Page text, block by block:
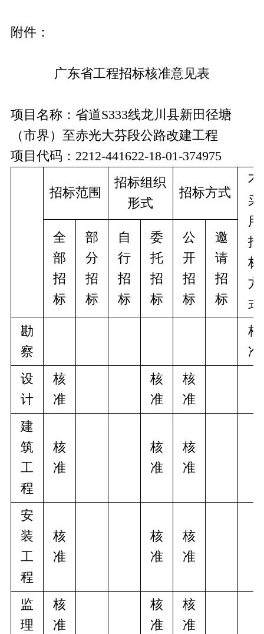
附件：
广东省工程招标核准意见表
项目名称： 省道S333线龙川县新田径塘
（市界）至赤光大芬段公路改建工程
项目代码： 2212-441622-18-01-374975
招标范围
招标组织
形式
招标方式
不
采
用
招
标
方
式
全
部
招
标
部
分
招
标
自
行
招
标
委
托
招
标
公
开
招
标
邀
请
招
标
勘
察
核
准
设
计
核
准
核
准
核
准
建
筑
工
程
核
准
核
准
核
准
安
装
工
程
核
准
核
准
核
准
监
理
核
准
核
准
核
准